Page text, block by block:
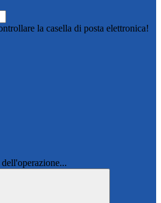
la casella di posta elettronica!